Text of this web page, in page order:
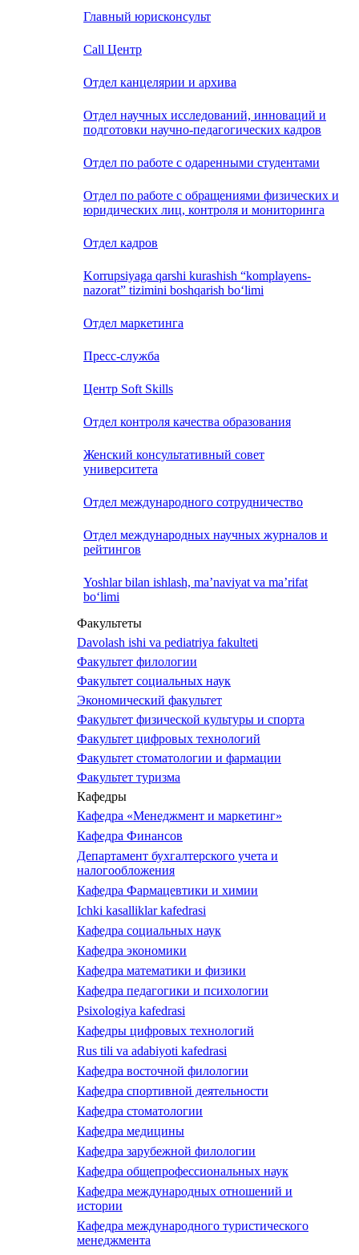
Главный юрисконсульт
Call Центр
Oтдел канцелярии и архива
Отдел научных исследований, инноваций и
подготовки научно-педагогических кадров
Отдел по работе с одаренными студентами
Отдел по работе с обращениями физических и
юридических лиц, контроля и мониторинга
Отдел кадров
Korrupsiyaga qarshi kurashish “komplayens-
nazorat” tizimini boshqarish bo‘limi
Отдел маркетинга
Пресс-служба
Центр Soft Skills
Отдел контроля качества образования
Женский консультативный совет
университета
Отдел международного сотрудничество
Отдел международных научных журналов и
рейтингов
Yoshlar bilan ishlash, ma’naviyat va ma’rifat
bo‘limi
Факультеты
Davolash ishi va pediatriya fakulteti
Факультет филологии
Факультет социальных наук
Экономический факультет
Факультет физической культуры и спорта
Факультет цифровых технологий
Факультет стоматологии и фармации
Факультет туризма
Кафедры
Кафедра «Менеджмент и маркетинг»
Кафедра Финансов
Департамент бухгалтерского учета и
налогообложения
Кафедра Фармацевтики и химии
Ichki kasalliklar kafedrasi
Кафедра социальных наук
Кафедра экономики
Кафедра математики и физики
Кафедра педагогики и психологии
Psixologiya kafedrasi
Кафедры цифровых технологий
Rus tili va adabiyoti kafedrasi
Кафедра восточной филологии
Кафедра спортивной деятельности
Кафедра стоматологии
Кафедра медицины
Кафедра зарубежной филологии
Кафедра общепрофессиональных наук
Кафедра международных отношений и
истории
Кафедра международного туристического
менеджмента